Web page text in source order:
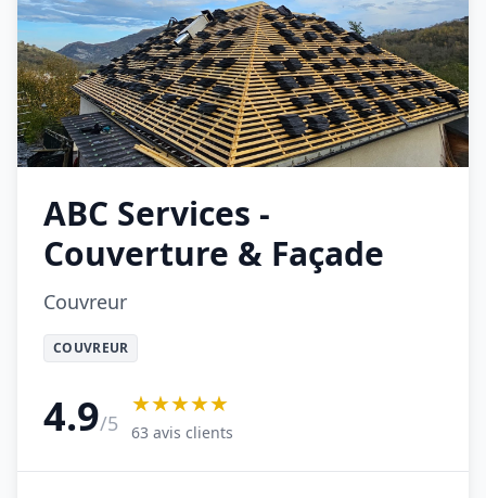
ABC Services -
Couverture & Façade
Couvreur
COUVREUR
4.9/5
★★★★★
63 avis clients